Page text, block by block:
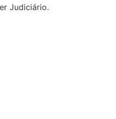
Judiciário.